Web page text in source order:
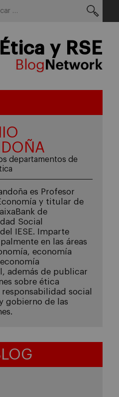
y RSE
departamentos de
es Profesor
y titular de
de
Social
IESE. Imparte
en las áreas
economía
además de publicar
sobre ética
social
gobierno de las